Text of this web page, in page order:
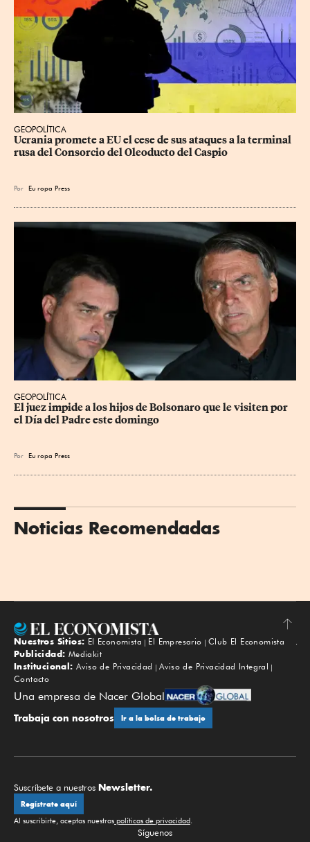
GEOPOLÍTICA
Ucrania promete a EU el cese de sus ataques a la terminal
rusa del Consorcio del Oleoducto del Caspio
Por Eu ropa Press
GEOPOLÍTICA
El juez impide a los hijos de Bolsonaro que le visiten por
el Día del Padre este domingo
Por Eu ropa Press
Noticias Recomendadas
Subir
Nuestros Sitios: El Economista El Empresario
Club El Economista
Publicidad: Mediakit
Institucional: Aviso de Privacidad
Aviso de Privacidad Integral
Contacto
Una empresa de Nacer Global
Trabaja con nosotros Ir a la bolsa de trabajo
Suscríbete a nuestros Newsletter.
Regístrate aquí
Al suscribirte, aceptas nuestras políticas de privacidad
Síguenos